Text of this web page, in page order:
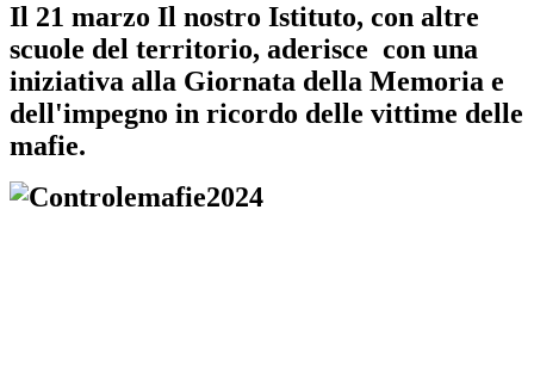
Il 21 marzo Il nostro Istituto, con altre
scuole del territorio, aderisce con una
iniziativa alla Giornata della Memoria e
dell'impegno in ricordo delle vittime delle
mafie.